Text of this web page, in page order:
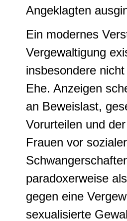
Angeklagten
Ein modernes
Vergewaltigung
insbesondere
Ehe. Anzeigen
an Beweislast,
Vorurteilen und
Frauen vor
paradoxerweise
gegen eine
sexualisierte